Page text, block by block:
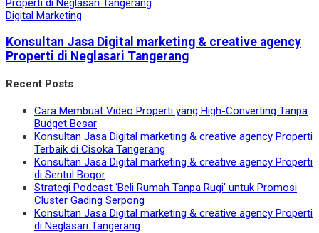
Digital Marketing
Konsultan Jasa Digital marketing & creative agency
Properti di Neglasari Tangerang
Recent Posts
Cara Membuat Video Properti yang High-Converting Tanpa
Budget Besar
Konsultan Jasa Digital marketing & creative agency Properti
Terbaik di Cisoka Tangerang
Konsultan Jasa Digital marketing & creative agency Properti
di Sentul Bogor
Strategi Podcast ‘Beli Rumah Tanpa Rugi’ untuk Promosi
Cluster Gading Serpong
Konsultan Jasa Digital marketing & creative agency Properti
di Neglasari Tangerang